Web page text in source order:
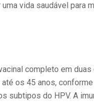
vida saudável para
completo em duas
os 45 anos,
subtipos do HPV. A